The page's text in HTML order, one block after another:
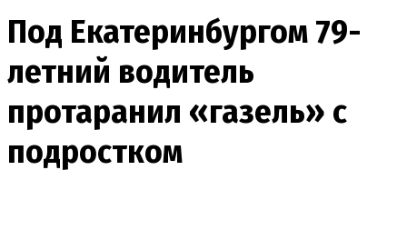
Под Екатеринбургом 79-
летний водитель
протаранил «газель» с
подростком